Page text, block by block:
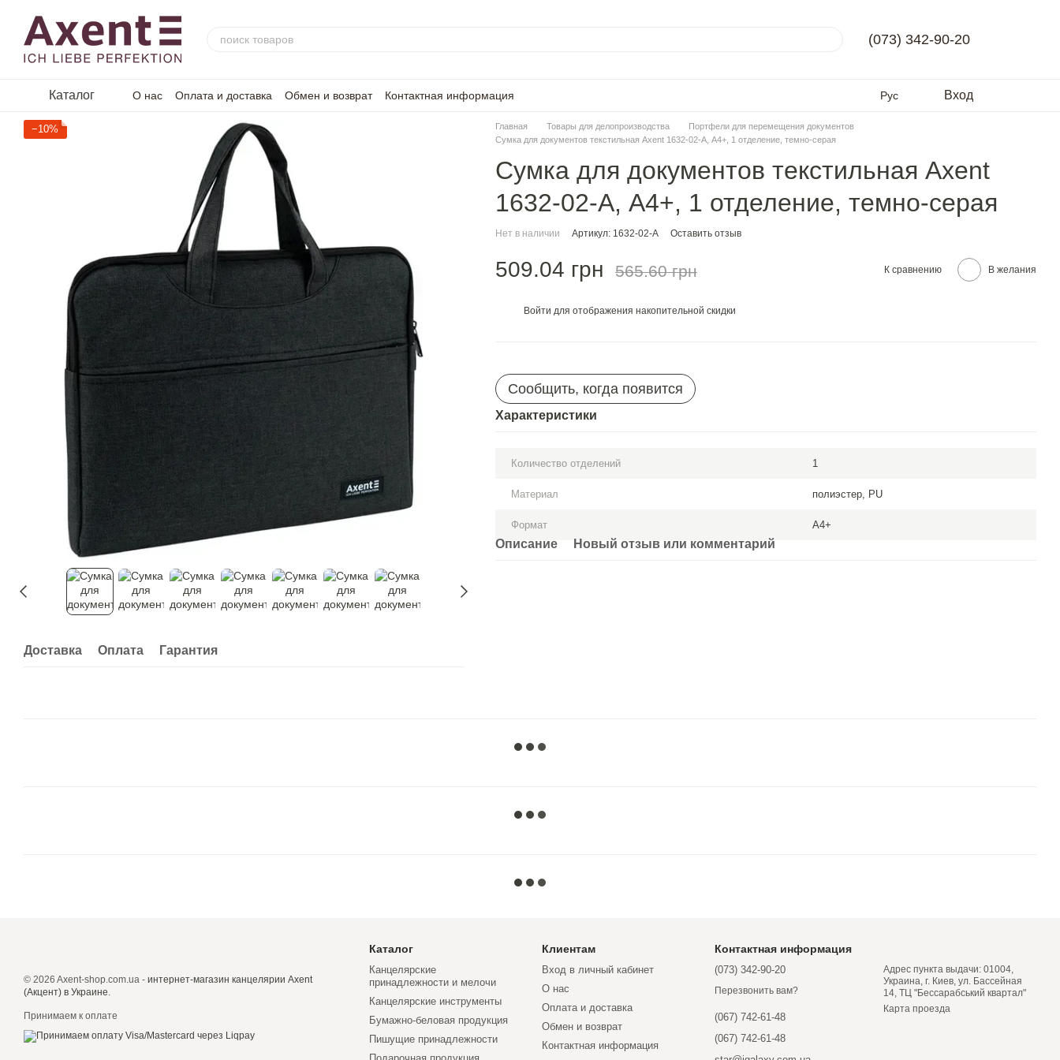
(073) 342-90-20
Каталог О нас Оплата и доставка Обмен и возврат Контактная информация Рус Вход
−10%
Доставка Оплата Гарантия
Главная Товары для делопроизводства
Портфели для перемещения документов
Сумка для документов текстильная Axent 1632-02-A, А4+, 1 отделение, темно-серая
Сумка для документов текстильная Axent
1632-02-A, А4+, 1 отделение, темно-серая
Нет в наличии Артикул: 1632-02-A Оставить отзыв
509.04 грн 565.60 грн К сравнению В желания
Войти для отображения накопительной скидки
Сообщить, когда появится
Характеристики
Количество отделений 1
Материал полиэстер, PU
Формат A4+
Описание Новый отзыв или комментарий
© 2026 Axent-shop.com.ua - интернет-магазин канцелярии Axent
(Акцент) в Украине.
Принимаем к оплате
Каталог
Канцелярские
принадлежности и мелочи
Канцелярские инструменты
Бумажно-беловая продукция
Пишущие принадлежности
Клиентам
Вход в личный кабинет
О нас
Оплата и доставка
Обмен и возврат
Контактная информация
Контактная информация
(073) 342-90-20
Перезвонить вам?
(067) 742-61-48
(067) 742-61-48
Адрес пункта выдачи: 01004,
Украина, г. Киев, ул. Бассейная
14, ТЦ "Бессарабський квартал"
Карта проезда